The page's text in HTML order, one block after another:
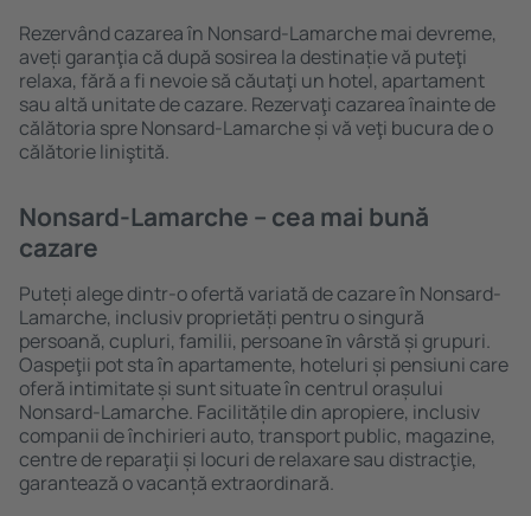
Rezervând cazarea în Nonsard-Lamarche mai devreme,
aveți garanţia că după sosirea la destinație vă puteţi
relaxa, fără a fi nevoie să căutaţi un hotel, apartament
sau altă unitate de cazare. Rezervaţi cazarea înainte de
călătoria spre Nonsard-Lamarche și vă veţi bucura de o
călătorie liniştită.
Nonsard-Lamarche – cea mai bună
cazare
Puteți alege dintr-o ofertă variată de cazare în Nonsard-
Lamarche, inclusiv proprietăți pentru o singură
persoană, cupluri, familii, persoane ȋn vârstă și grupuri.
Oaspeţii pot sta în apartamente, hoteluri și pensiuni care
oferă intimitate și sunt situate în centrul orașului
Nonsard-Lamarche. Facilitățile din apropiere, inclusiv
companii de închirieri auto, transport public, magazine,
centre de reparaţii și locuri de relaxare sau distracţie,
garantează o vacanță extraordinară.